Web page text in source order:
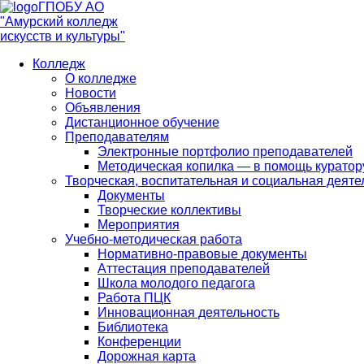
ГПОБУ АО
"Амурский колледж
искусств и культуры"
Колледж
О колледже
Новости
Объявления
Дистанционное обучение
Преподавателям
Электронные портфолио преподавателей
Методическая копилка — в помощь
Творческая, воспитательная и социальная
Документы
Творческие коллективы
Мероприятия
Учебно-методическая работа
Нормативно-правовые документы
Аттестация преподавателей
Школа молодого педагога
Работа ПЦК
Инновационная деятельность
Библиотека
Конференции
Дорожная карта